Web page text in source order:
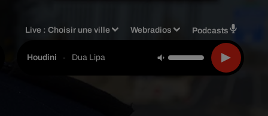
Live :Choisir une ville Webradios Podcasts
Houdini - Dua Lipa